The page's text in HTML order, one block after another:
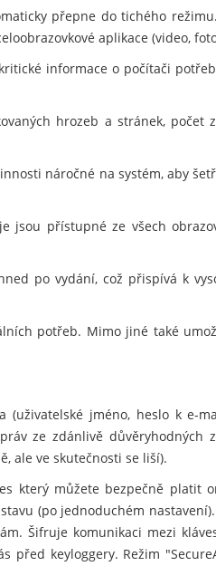
přepne do tichého
aplikace (video,
informace o počítači
hrozeb a stránek, počet
náročné na systém, aby
jsou přístupné ze všech
po vydání, což přispívá k
potřeb. Mimo jiné také
jméno, heslo k e-
ze zdánlivě důvěryhodných
ale ve skutečnosti se liší).
který můžete bezpečně platit
(po jednoduchém
Šifruje komunikaci mezi
před keyloggery. Režim